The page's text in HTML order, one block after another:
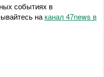
событиях в
на канал 47news в